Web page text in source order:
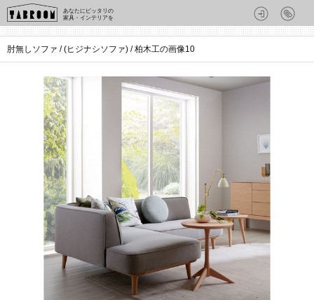
あなたにピッタリの
家具・インテリアを
肘無しソファ / (ヒジナシソファ) / 柏木工の画像10